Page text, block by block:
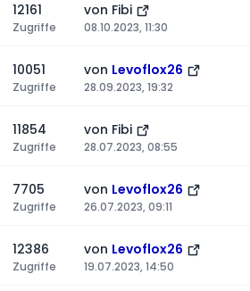
12161
Zugriffe
von Fibi
08.10.2023, 11:30
10051
Zugriffe
von Levoflox26
28.09.2023, 19:32
11854
Zugriffe
von Fibi
28.07.2023, 08:55
7705
Zugriffe
von Levoflox26
26.07.2023, 09:11
12386
Zugriffe
von Levoflox26
19.07.2023, 14:50